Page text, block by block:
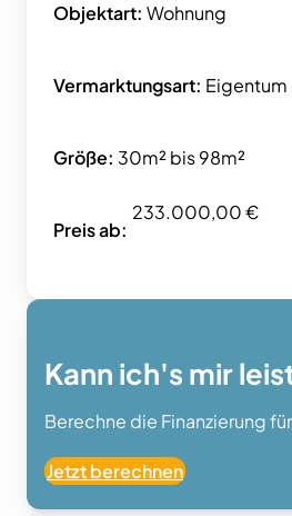
Objektart: Wohnung
Vermarktungsart: Eigentum
Größe: 30m² bis 98m²
Preis ab:
233.000,00 €
Kann ich's mir
Berechne die Finanzierung
Jetzt berechnen